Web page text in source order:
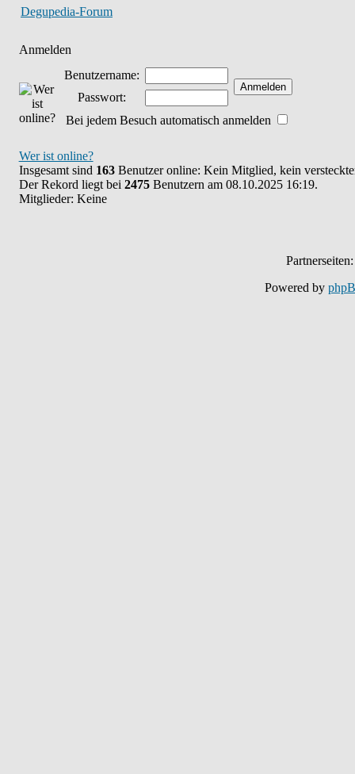
Degupedia-Forum
Anmelden
Benutzername:
Passwort:
Bei jedem Besuch automatisch anmelden
Wer ist online?
Insgesamt sind 163Benutzer online: Kein Mitglied, kein
Der Rekord liegt bei 2475Benutzern am 08.10.2025 16:19.
Mitglieder: Keine
Powered by